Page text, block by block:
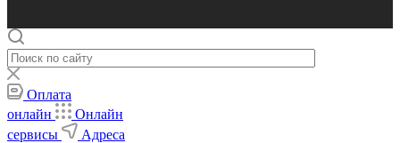
Оплата
онлайн
Онлайн
сервисы
Адреса